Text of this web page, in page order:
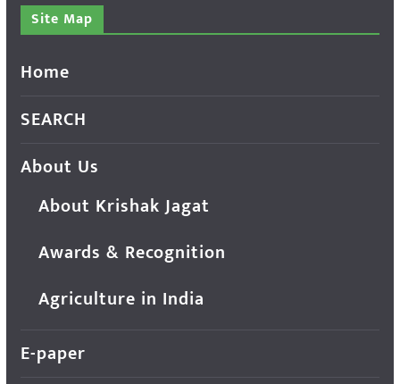
Site Map
Home
SEARCH
About Us
About Krishak Jagat
Awards & Recognition
Agriculture in India
E-paper